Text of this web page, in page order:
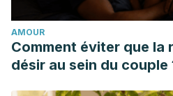
administration and traditional,
the Wechsler Intelligence
Psychological assessment
AMOUR
Comment éviter que la
désir au sein du couple